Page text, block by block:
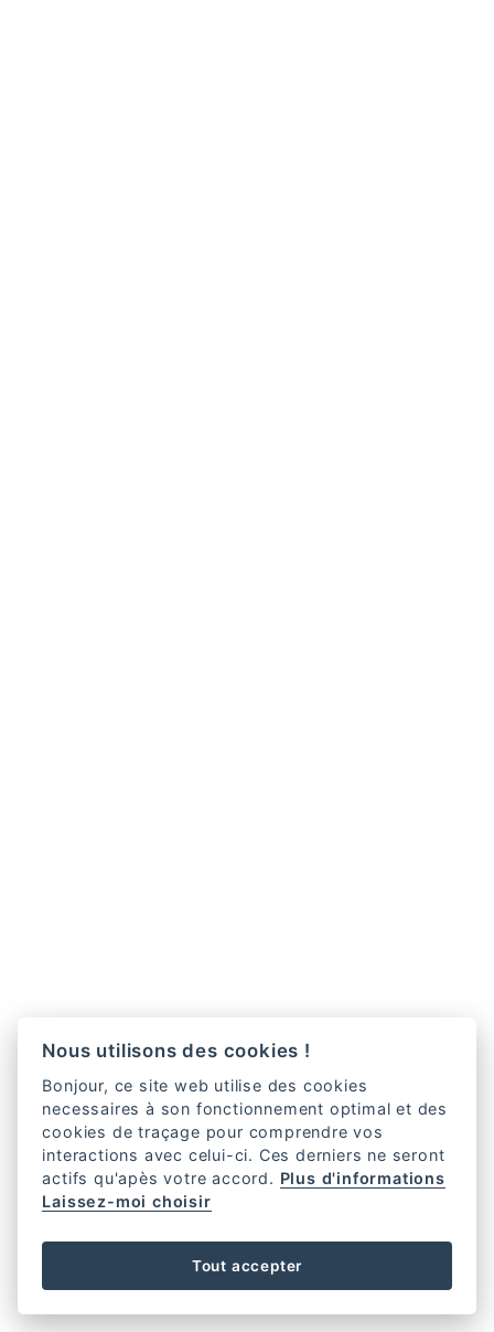
Nous utilisons des cookies !
Bonjour, ce site web utilise des cookies
necessaires à son fonctionnement optimal et des
cookies de traçage pour comprendre vos
interactions avec celui-ci. Ces derniers ne seront
actifs qu'apès votre accord. Plus d'informations
Laissez-moi choisir
Tout accepter